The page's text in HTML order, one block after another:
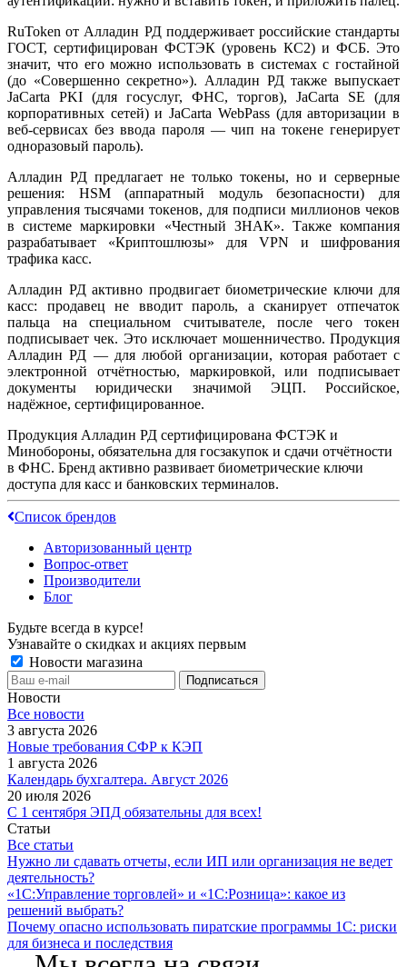
RuToken от Алладин РД поддерживает российские стандарты
ГОСТ, сертифицирован ФСТЭК (уровень КС2) и ФСБ. Это
значит, что его можно использовать в системах с гостайной
(до «Совершенно секретно»). Алладин РД также выпускает
JaCarta PKI (для госуслуг, ФНС, торгов), JaCarta SE (для
корпоративных сетей) и JaCarta WebPass (для авторизации в
веб-сервисах без ввода пароля — чип на токене генерирует
одноразовый пароль).
Алладин РД предлагает не только токены, но и серверные
решения: HSM (аппаратный модуль безопасности) для
управления тысячами токенов, для подписи миллионов чеков
в системе маркировки «Честный ЗНАК». Также компания
разрабатывает «Криптошлюзы» для VPN и шифрования
трафика касс.
Алладин РД активно продвигает биометрические ключи для
касс: продавец не вводит пароль, а сканирует отпечаток
пальца на специальном считывателе, после чего токен
подписывает чек. Это исключает мошенничество. Продукция
Алладин РД — для любой организации, которая работает с
электронной отчётностью, маркировкой, или подписывает
документы юридически значимой ЭЦП. Российское,
надёжное, сертифицированное.
Продукция Алладин РД сертифицирована ФСТЭК и
Минобороны, обязательна для госзакупок и сдачи отчётности
в ФНС. Бренд активно развивает биометрические ключи
доступа для касс и банковских терминалов.
Список брендов
Авторизованный центр
Вопрос-ответ
Производители
Блог
Будьте всегда в курсе!
Узнавайте о скидках и акциях первым
Новости магазина
Новости
Все новости
3 августа 2026
Новые требования СФР к КЭП
1 августа 2026
Календарь бухгалтера. Август 2026
20 июля 2026
С 1 сентября ЭПД обязательны для всех!
Статьи
Все статьи
Нужно ли сдавать отчеты, если ИП или организация не ведет
деятельность?
«1С:Управление торговлей» и «1С:Розница»: какое из
решений выбрать?
Почему опасно использовать пиратские программы 1С: риски
для бизнеса и последствия